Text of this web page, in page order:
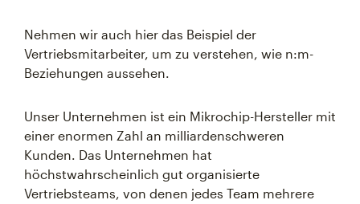
Nehmen wir auch hier das Beispiel der
Vertriebsmitarbeiter, um zu verstehen, wie n:m-
Beziehungen aussehen.
Unser Unternehmen ist ein Mikrochip-Hersteller mit
einer enormen Zahl an milliardenschweren
Kunden. Das Unternehmen hat
höchstwahrscheinlich gut organisierte
Vertriebsteams, von denen jedes Team mehrere